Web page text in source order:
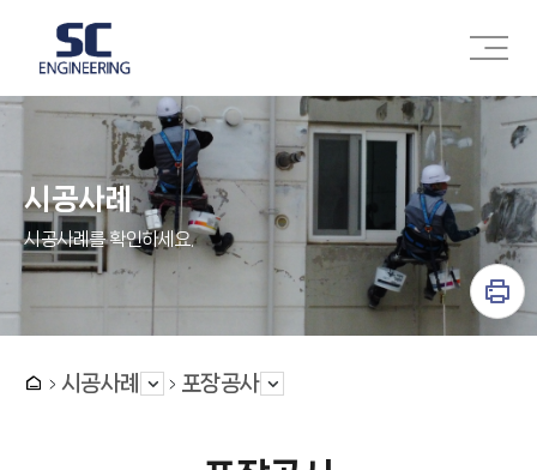
시공사례
시공사례를 확인하세요.
시공사례 포장공사